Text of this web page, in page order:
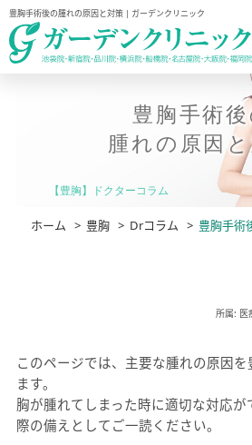
豊胸手術後の腫れの原因と対策 | ガーデンクリニック
【豊胸】ドクターコラム
豊胸手術
腫れの原因
ホーム > 豊胸 > Drコラム > 豊胸手術
所属: 医
このページでは、主要な腫れの原因
ます。
胸が腫れてしまった時に適切な対応
際の備えとしてご一読ください。